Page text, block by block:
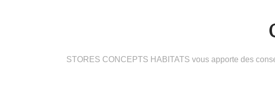
STORES CONCEPTS HABITATS vous apporte des